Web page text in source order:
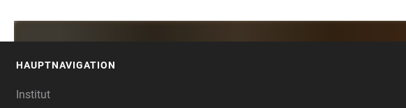
HAUPTNAVIGATION
Institut